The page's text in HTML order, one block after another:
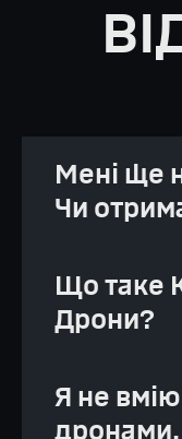
Мені ще
Чи
Так,
гривень
частинами
Що таке
Дрони?
Це
реальній
Я не